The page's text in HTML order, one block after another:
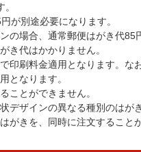
が別途必要になります。
場合、通常郵便はがき代85
き代はかかりません。
印刷料金適用となります。
となります。
ことができません。
ザインの異なる種別のはが
きを、同時に注文すること